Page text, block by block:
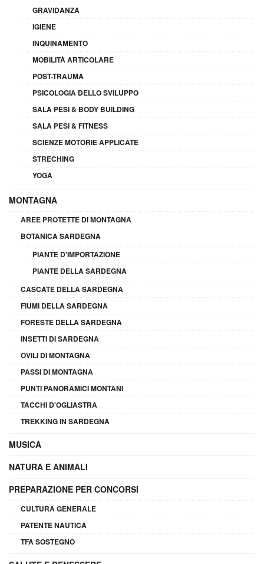
GRAVIDANZA
IGIENE
INQUINAMENTO
MOBILITÀ ARTICOLARE
POST-TRAUMA
PSICOLOGIA DELLO SVILUPPO
SALA PESI & BODY BUILDING
SALA PESI & FITNESS
SCIENZE MOTORIE APPLICATE
STRECHING
YOGA
MONTAGNA
AREE PROTETTE DI MONTAGNA
BOTANICA SARDEGNA
PIANTE D'IMPORTAZIONE
PIANTE DELLA SARDEGNA
CASCATE DELLA SARDEGNA
FIUMI DELLA SARDEGNA
FORESTE DELLA SARDEGNA
INSETTI DI SARDEGNA
OVILI DI MONTAGNA
PASSI DI MONTAGNA
PUNTI PANORAMICI MONTANI
TACCHI D'OGLIASTRA
TREKKING IN SARDEGNA
MUSICA
NATURA E ANIMALI
PREPARAZIONE PER CONCORSI
CULTURA GENERALE
PATENTE NAUTICA
TFA SOSTEGNO